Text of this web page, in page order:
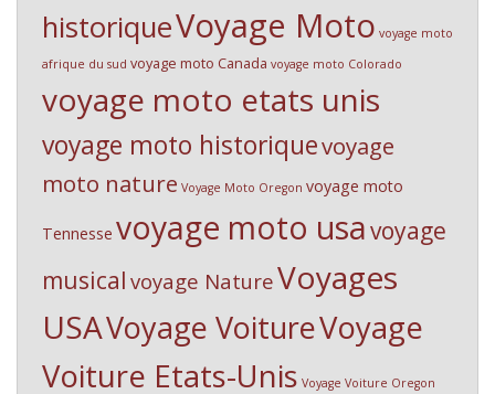
historiqueVoyage Moto voyage moto
afrique du sud voyage moto Canada voyage moto Colorado
voyage moto etats unis
voyage moto historiquevoyage
moto nature Voyage Moto Oregon voyage moto
Tennesse voyage moto usavoyage
musical voyage NatureVoyages
USAVoyage VoitureVoyage
Voiture Etats-Unis Voyage Voiture Oregon